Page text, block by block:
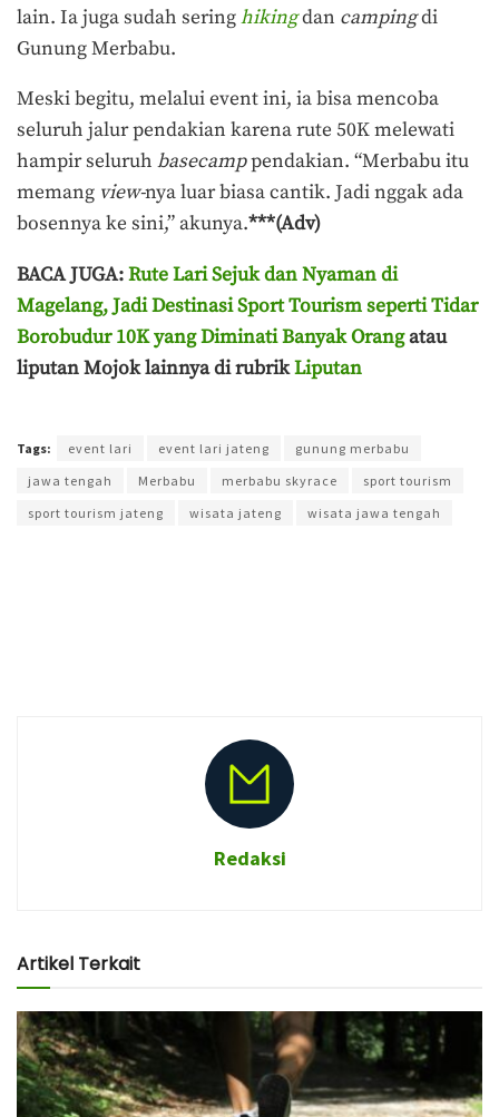
lain. Ia juga sudah seringhikingdan campingdi
Gunung Merbabu.
Meski begitu, melalui event ini, ia bisa mencoba
seluruh jalur pendakian karena rute 50K melewati
hampir seluruh basecamppendakian. “Merbabu itu
memang view-nya luar biasa cantik. Jadi nggak ada
bosennya ke sini,” akunya.***(Adv)
BACA JUGA:Rute Lari Sejuk dan Nyaman di
Magelang, Jadi Destinasi Sport Tourism seperti Tidar
Borobudur 10K yang Diminati Banyak Orangatau
liputan Mojok lainnya di rubrikLiputan
Tags: event lari event lari jateng
gunung merbabu
jawa tengah
Merbabu merbabu skyrace
sport tourism
sport tourism jateng
wisata jateng wisata jawa tengah
Redaksi
Artikel Terkait